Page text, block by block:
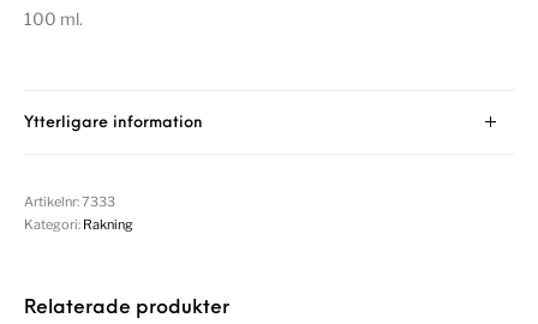
100 ml.
Ytterligare information
Artikelnr:7333
Kategori: Rakning
Relaterade produkter